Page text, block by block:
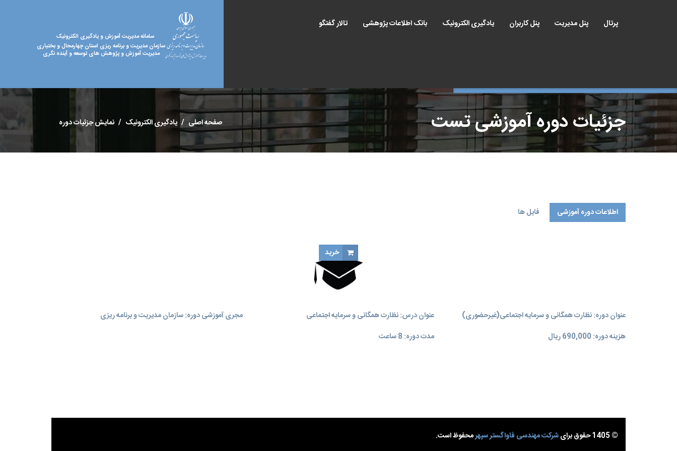
سامانه مدیریت آموزش و یادگیری الکترونیک
سازمان مدیریت و برنامه ریزی استان چهارمحال و بختیاری
مدیریت آموزش و پژوهش های توسعه و آینده نگری
پرتال پنل مدیریت پنل کاربران یادگیری الکترونیک بانک اطلاعات پژوهشی تالار گفتگو
جزئیات دوره آموزشی تست صفحه اصلی یادگیری الکترونیک نمایش جزئیات دوره
اطلاعات دوره آموزشی فایل ها
عنوان دوره: نظارت همگانی و سرمایه اجتماعی(غیرحضوری) عنوان درس: نظارت همگانی و سرمایه اجتماعی
مجری آموزشی دوره: سازمان مدیریت و برنامه‌ ریزی
هزینه دوره: 690,000 ریال
مدت دوره: 8 ساعت
خرید
© 1405 حقوق برای شرکت مهندسی فاواگستر سپهرمحفوظ است.